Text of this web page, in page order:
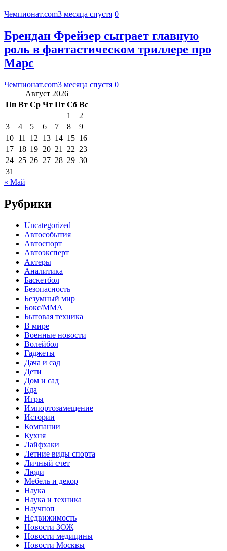
Чемпионат.com3 месяца спустя 0
Брендан Фрейзер сыграет главную
роль в фантастическом триллере про
Марс
Чемпионат.com3 месяца спустя 0
Август 2026
Пн Вт Ср Чт Пт Сб Вс
1
2
3
4 5 6 7 8
9
10 11 12 13 14 15 16
17 18 19 20 21 22 23
24 25 26 27 28 29 30
31
« Май
Рубрики
Uncategorized
Автособытия
Автоспорт
Автоэксперт
Актеры
Аналитика
Баскетбол
Безопасность
Безумный мир
Бокс/MMA
Бытовая техника
В мире
Военные новости
Волейбол
Гаджеты
Дача и сад
Дети
Дом и сад
Еда
Игры
Импортозамещение
Истории
Компании
Кухня
Лайфхаки
Летние виды спорта
Личный счет
Люди
Мебель и декор
Наука
Наука и техника
Научпоп
Недвижимость
Новости ЗОЖ
Новости медицины
Новости Москвы